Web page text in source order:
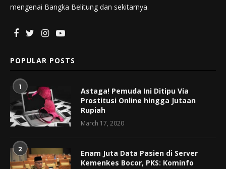
mengenai Bangka Belitung dan sekitarnya.
POPULAR POSTS
1
Astaga! Pemuda Ini Ditipu Via
Prostitusi Online hingga Jutaan
Rupiah
March 17, 2020
2
Enam Juta Data Pasien di Server
Kemenkes Bocor, PKS: Kominfo